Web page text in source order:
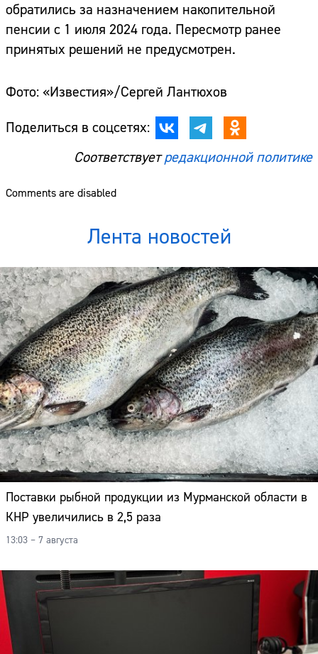
обратились за назначением накопительной
пенсии с 1 июля 2024 года. Пересмотр ранее
принятых решений не предусмотрен.
Фото: «Известия»/Сергей Лантюхов
Поделиться в соцсетях:
Соответствуетредакционной политике
Comments are disabled
Лента новостей
Поставки рыбной продукции из Мурманской области в
КНР увеличились в 2,5 раза
13:03 – 7 августа